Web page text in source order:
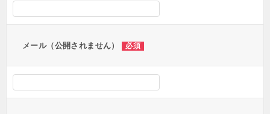
メール（公開されません） 必須